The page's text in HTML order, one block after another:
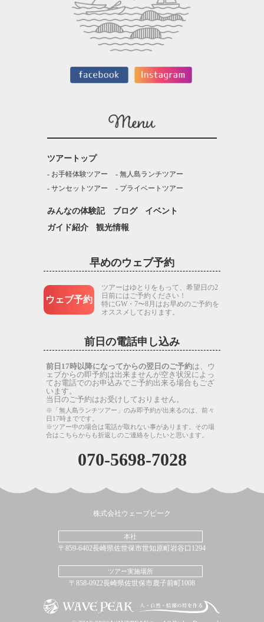
ツアートップ
お手軽体験ツアー
無人島ランチツアー
サンセットツアー
プライベートツアー
みんなの体験記 ブログ
イベント
ガイド紹介
観光情報
早めのウェブ予約
ウェブ予約
ツアーはゆとりをもって、希望日の2
日前にはご予約ください！
特にGW・7〜8月はお早めのご予約を
オススメしております。
前日の電話申し込み
前日17時以降になってからの翌日のご予約は、ウ
ェブからの即予約は出来ませんが空き状況によっ
てお電話でのお申込みでご予約出来る場合もござ
います。
当日のご予約はお受けしておりません。
※「無人島ランチツアー」のみ即予約が出来るのは、前々
日17時までです。
※ツアー中の場合は電話が取れない事があります。その場
合はこちらからも折返しのご連絡をしたいと思います。
070-5698-7028
株式会社ウェーブピーク
本社
〒859-6402長崎県佐世保市世知原町岩谷口1294
ツアー実施場所
〒858-0922長崎県佐世保市鹿子前町1008